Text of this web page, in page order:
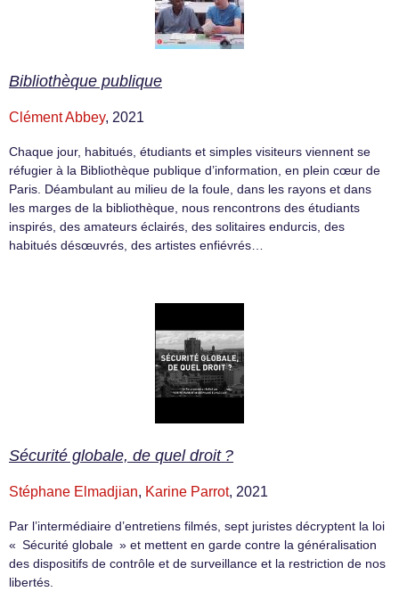
Bibliothèque publique
Clément Abbey, 2021
Chaque jour, habitués, étudiants et simples visiteurs viennent se
réfugier à la Bibliothèque publique d’information, en plein cœur de
Paris. Déambulant au milieu de la foule, dans les rayons et dans
les marges de la bibliothèque, nous rencontrons des étudiants
inspirés, des amateurs éclairés, des solitaires endurcis, des
habitués désœuvrés, des artistes enfiévrés…
Sécurité globale, de quel droit ?
Stéphane Elmadjian, Karine Parrot, 2021
Par l’intermédiaire d’entretiens filmés, sept juristes décryptent la loi
« Sécurité globale » et mettent en garde contre la généralisation
des dispositifs de contrôle et de surveillance et la restriction de nos
libertés.